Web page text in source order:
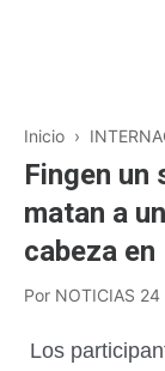
Inicio ›
Fingen un
matan a
cabeza
Por NOTICIAS 24
Los